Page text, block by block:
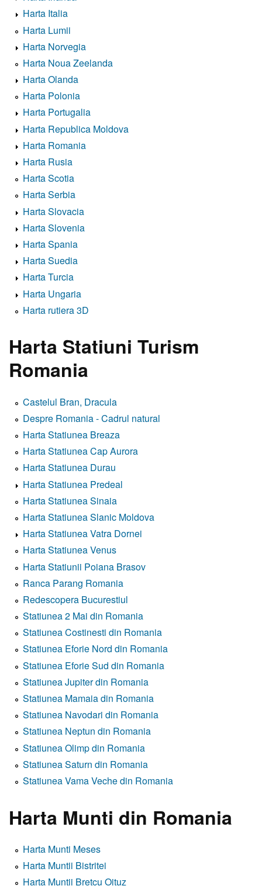
Harta Italia
Harta Lumii
Harta Norvegia
Harta Noua Zeelanda
Harta Olanda
Harta Polonia
Harta Portugalia
Harta Republica Moldova
Harta Romania
Harta Rusia
Harta Scotia
Harta Serbia
Harta Slovacia
Harta Slovenia
Harta Spania
Harta Suedia
Harta Turcia
Harta Ungaria
Harta rutiera 3D
Harta Statiuni Turism
Romania
Castelul Bran, Dracula
Despre Romania - Cadrul natural
Harta Statiunea Breaza
Harta Statiunea Cap Aurora
Harta Statiunea Durau
Harta Statiunea Predeal
Harta Statiunea Sinaia
Harta Statiunea Slanic Moldova
Harta Statiunea Vatra Dornei
Harta Statiunea Venus
Harta Statiunii Poiana Brasov
Ranca Parang Romania
Redescopera Bucurestiul
Statiunea 2 Mai din Romania
Statiunea Costinesti din Romania
Statiunea Eforie Nord din Romania
Statiunea Eforie Sud din Romania
Statiunea Jupiter din Romania
Statiunea Mamaia din Romania
Statiunea Navodari din Romania
Statiunea Neptun din Romania
Statiunea Olimp din Romania
Statiunea Saturn din Romania
Statiunea Vama Veche din Romania
Harta Munti din Romania
Harta Munti Meses
Harta Muntii Bistritei
Harta Muntii Bretcu Oituz